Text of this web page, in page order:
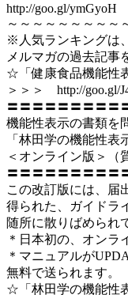
http://goo.gl/ymGyoH
～～～～～～～～～
※人気ランキングは
メルマガの過去記事
☆「健康食品機能性
＞＞＞ http://goo.gl/
〓〓〓〓〓〓〓〓〓
機能性表示の書類を
「林田学の機能性表
＜オンライン版＞（
〓〓〓〓〓〓〓〓〓
この改訂版には、届
得られた、ガイドラ
随所に散りばめられ
＊日本初の、オンラ
＊マニュアルが
無料で送られます。
☆「林田学の機能性